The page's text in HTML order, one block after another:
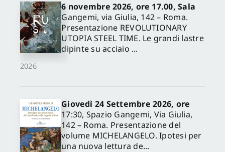
2026
6 novembre 2026, ore 17.00, Sala
Gangemi, via Giulia, 142 – Roma.
Presentazione REVOLUTIONARY
UTOPIA STEEL TIME. Le grandi lastre
dipinte su acciaio ...
Giovedì 24 Settembre 2026, ore
17:30, Spazio Gangemi, Via Giulia,
142 – Roma. Presentazione del
volume MICHELANGELO. Ipotesi per
una nuova lettura de...